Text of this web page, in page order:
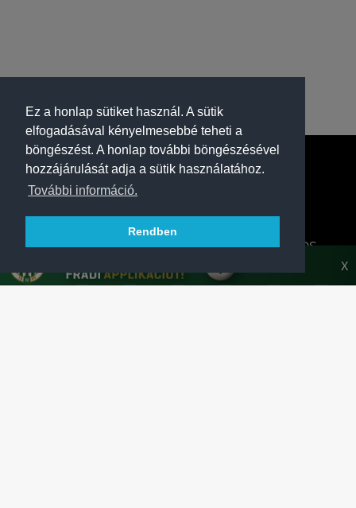
Ez a honlap sütiket használ. A sütik
elfogadásával kényelmesebbé teheti a
böngészést. A honlap további böngészésével
hozzájárulását adja a sütik használatához.
További információ.
Rendben
A FERENCVÁROSI TORNA CLUB HIVATALOS
X